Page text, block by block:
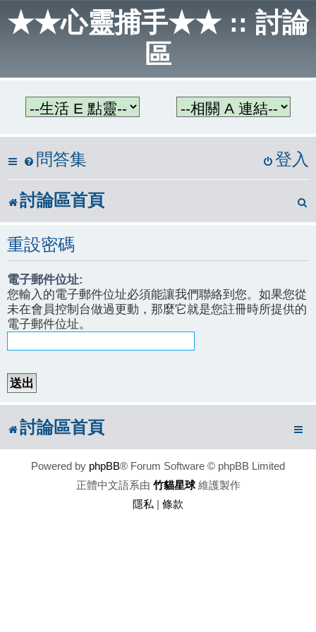
★★心靈捕手★★ :: 討論
區
問答集 登入
討論區首頁
重設密碼
電子郵件位址:
您輸入的電子郵件位址必須能讓我們聯絡到您。如果您從
未在會員控制台做過更動，那麼它就是您註冊時所提供的
電子郵件位址。
討論區首頁
Powered by phpBB® Forum Software © phpBB Limited
正體中文語系由 竹貓星球維護製作
隱私 | 條款